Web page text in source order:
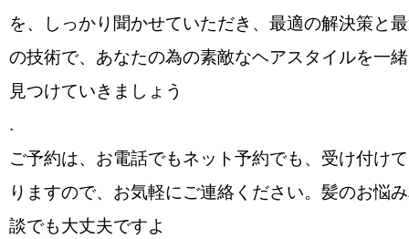
を、しっかり聞かせていただき、最適の解決策と
の技術で、あなたの為の素敵なヘアスタイルを一
見つけていきましょう
.
ご予約は、お電話でもネット予約でも、受け付け
りますので、お気軽にご連絡ください。髪のお悩
談でも大丈夫ですよ